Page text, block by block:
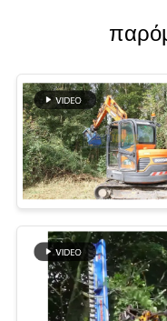
ΖΗΤΉΣΤΕ
ΈΝΑ
ΑΠΌΣΠΑΣΜΑ
SITEMAP
PRIVACY
POLICY